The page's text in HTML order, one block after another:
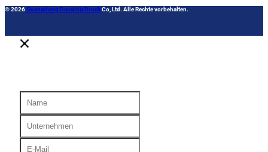
© 2026Guangdong Danqing DruckCo, Ltd. Alle Rechte vorbehalten.